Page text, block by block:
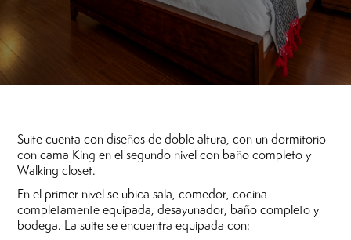
Suite cuenta con diseños de doble altura, con un dormitorio
con cama King en el segundo nivel con baño completo y
Walking closet.
En el primer nivel se ubica sala, comedor, cocina
completamente equipada, desayunador, baño completo y
bodega. La suite se encuentra equipada con: